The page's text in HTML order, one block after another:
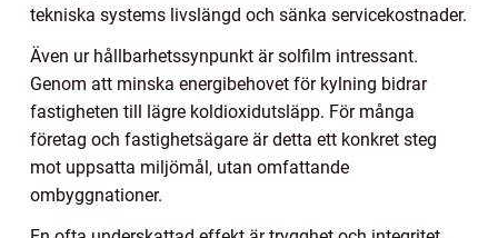
tekniska systems livslängd och sänka servicekostnader.
Även ur hållbarhetssynpunkt är solfilm intressant.
Genom att minska energibehovet för kylning bidrar
fastigheten till lägre koldioxidutsläpp. För många
företag och fastighetsägare är detta ett konkret steg
mot uppsatta miljömål, utan omfattande
ombyggnationer.